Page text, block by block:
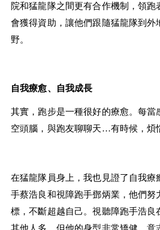
院和猛龍隊之間更有合作機制，領跑
會獲得資助，讓他們跟隨猛龍隊到外
野。
自我療愈、自我成長
其實，跑步是一種很好的療愈。每當
空頭腦，與跑友聊聊天…有時候，煩
在猛龍隊員身上，我也見證了自我療
手蔡浩良和視障跑手鄧炳業，他們努
標，不斷超越自己。視聽障跑手浩良
其他人多，但他的身型非常矯健，意